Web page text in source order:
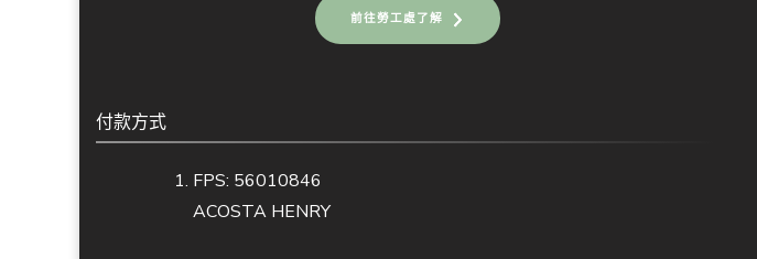
前往勞工處了解
付款方式
FPS: 56010846
ACOSTA HENRY